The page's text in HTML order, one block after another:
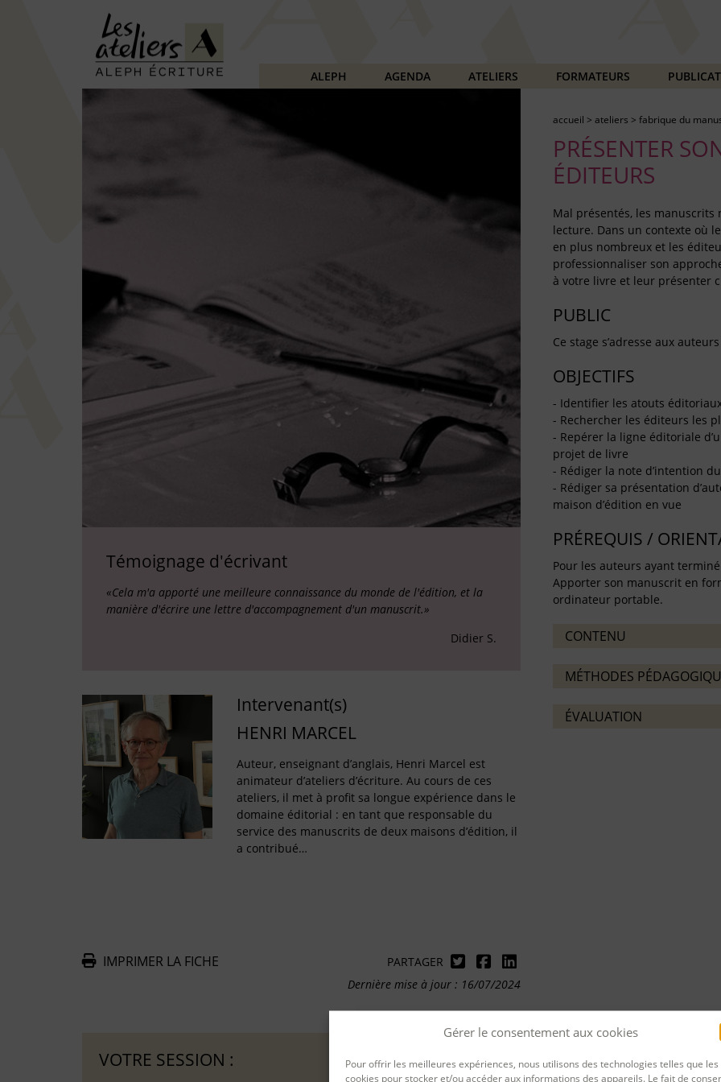
Gérer le consentement aux cookies
Pour offrir les meilleures expériences, nous utilisons des technologies telles que les
cookies pour stocker et/ou accéder aux informations des appareils. Le fait de
ALEPH AGENDA ATELIERS FORMATEURS
Témoignage d'écrivant
«Cela m'a apporté une meilleure connaissance du monde de l'édition, et la
manière d'écrire une lettre d'accompagnement d'un manuscrit.»
Didier S.
Intervenant(s)
HENRI MARCEL
Auteur, enseignant d’anglais, Henri Marcel est
animateur d’ateliers d’écriture. Au cours de ces
ateliers, il met à profit sa longue expérience dans le
domaine éditorial : en tant que responsable du
service des manuscrits de deux maisons d’édition, il
a contribué…
IMPRIMER LA FICHE
PARTAGER
Dernière mise à jour : 16/07/2024
accueil > ateliers > fabrique du
PRÉSENTER
ÉDITEURS
Mal présentés, les manuscrits
lecture. Dans un contexte où
en plus nombreux et les
professionnaliser son
à votre livre et leur présenter
PUBLIC
Ce stage s’adresse aux
OBJECTIFS
- Identifier les atouts
- Rechercher les éditeurs les
- Repérer la ligne éditoriale
projet de livre
- Rédiger la note d’intention
- Rédiger sa présentation
maison d’édition en vue
PRÉREQUIS /
Pour les auteurs ayant
Apporter son manuscrit en
ordinateur portable.
CONTENU
MÉTHODES
ÉVALUATION
VOTRE SESSION :